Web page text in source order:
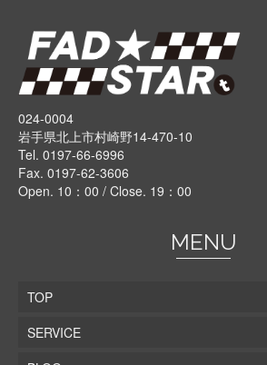
024-0004
岩手県北上市村崎野14-470-10
Tel. 0197-66-6996
Fax. 0197-62-3606
Open. 10：00 / Close. 19：00
MENU
TOP
SERVICE